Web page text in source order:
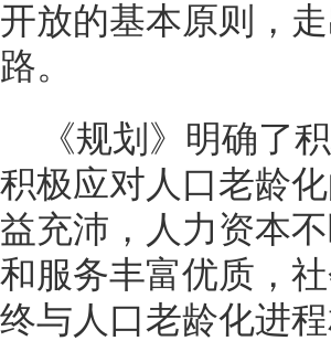
开放的基本原则，
路。
《规划》明确了
积极应对人口老龄
益充沛，人力资本
和服务丰富优质，
终与人口老龄化进